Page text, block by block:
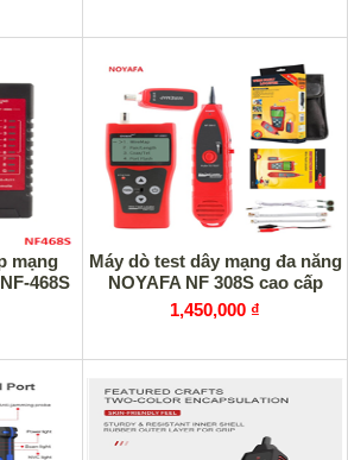
mạng
468S
Máy dò test dây mạng đa năng
NOYAFA NF 308S cao cấp
1,450,000 ₫